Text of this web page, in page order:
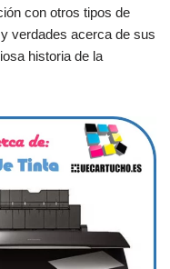
con otros tipos de
verdades acerca de sus
historia de la